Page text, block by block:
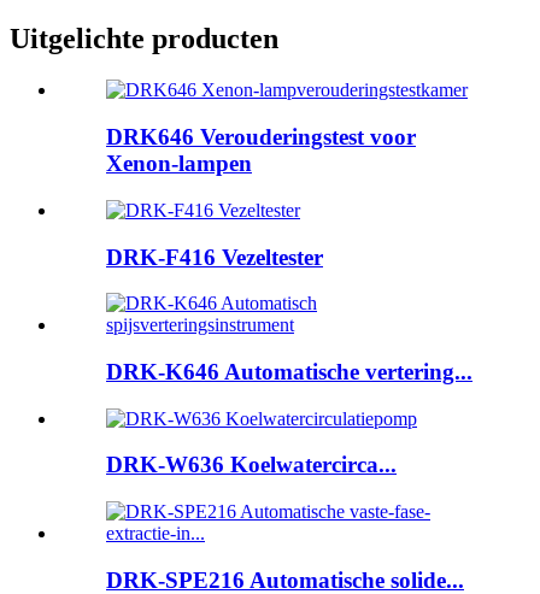
Uitgelichte producten
DRK646 Verouderingstest voor
Xenon-lampen
DRK-F416 Vezeltester
DRK-K646 Automatische vertering...
DRK-W636 Koelwatercirca...
DRK-SPE216 Automatische solide...